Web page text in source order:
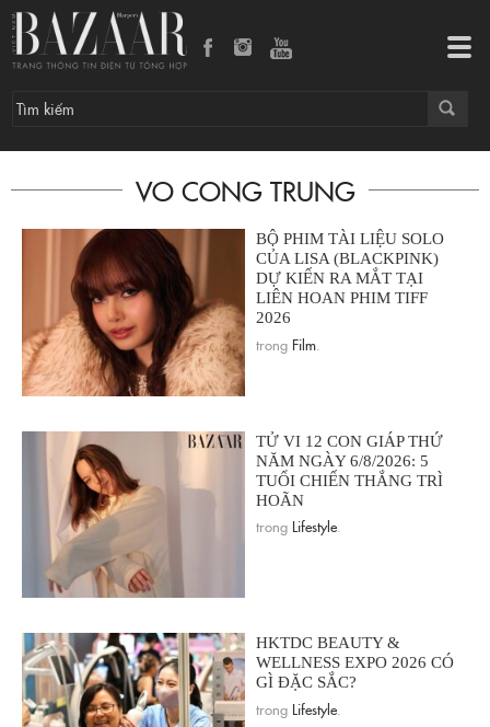
VO CONG TRUNG
BỘ PHIM TÀI LIỆU SOLO
CỦA LISA (BLACKPINK)
DỰ KIẾN RA MẮT TẠI
LIÊN HOAN PHIM TIFF
2026
trong Film
TỬ VI 12 CON GIÁP THỨ
NĂM NGÀY 6/8/2026: 5
TUỔI CHIẾN THẮNG TRÌ
HOÃN
trong Lifestyle
HKTDC BEAUTY &
WELLNESS EXPO 2026 CÓ
GÌ ĐẶC SẮC?
trong Lifestyle